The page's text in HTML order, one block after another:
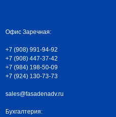
Офис Заречная:
+7 (908) 991-94-92
+7 (908) 447-37-42
+7 (984) 198-50-09
+7 (924) 130-73-73
sales@fasadenadv.ru
Бухгалтерия: